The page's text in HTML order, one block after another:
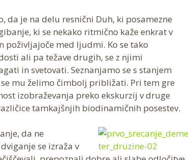
da je na delu resnični Duh, ki posamezne
ki se nekako ritmično kaže enkrat v
poživljajoče med ljudmi. Ko se tako
ali pa težave drugih, se z njimi
in svetovati. Seznanjamo se s stanjem
mu želimo čimbolj približati. Pri tem gre
izobraževanja preko ekskurzij v druge
tamkajšnjih biodinamičnih posestev.
da ne
se izraža v